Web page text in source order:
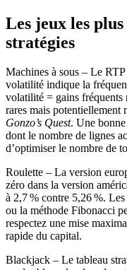
Les jeux les
stratégies
Machines à sous – Le
volatilité indique la
volatilité = gains fréquents
rares mais potentiellement
Gonzo’s Quest. Une
dont le nombre de lignes
d’optimiser le nombre de
Roulette – La version
zéro dans la version
à 2,7 % contre 5,26 %.
ou la méthode Fibonacci
respectez une mise
rapide du capital.
Blackjack – Le tableau